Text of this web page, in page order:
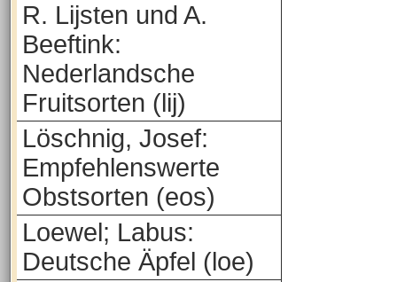
R. Lijsten und A.
Beeftink:
Nederlandsche
Fruitsorten (lij)
Löschnig, Josef:
Empfehlenswerte
Obstsorten (eos)
Loewel; Labus:
Deutsche Äpfel (loe)